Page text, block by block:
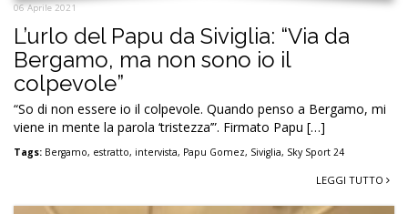
06 Aprile 2021
L’urlo del Papu da Siviglia: “Via da
Bergamo, ma non sono io il
colpevole”
“So di non essere io il colpevole. Quando penso a Bergamo, mi
viene in mente la parola ‘tristezza’”. Firmato Papu […]
Tags: Bergamo, estratto, intervista, Papu Gomez, Siviglia, Sky Sport 24
LEGGI TUTTO